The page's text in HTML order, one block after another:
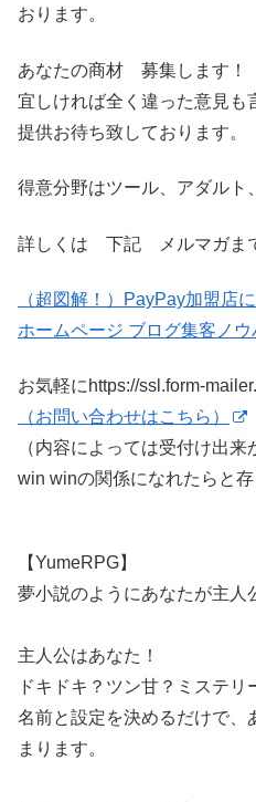
おります。
あなたの商材 募集します！
宜しければ全く違った意見も
提供お待ち致しております。
得意分野はツール、アダルト
詳しくは 下記 メルマガま
（超図解！）PayPay加盟店
ホームページ ブログ集客ノウ
お気軽にhttps://ssl.form-
（お問い合わせはこちら）
（内容によっては受付け出来
win winの関係になれたらと存
【YumeRPG】
夢小説のようにあなたが主人
主人公はあなた！
ドキドキ？ツン甘？ミステリ
名前と設定を決めるだけで、
まります。